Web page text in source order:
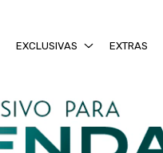
EXCLUSIVAS EXTRAS